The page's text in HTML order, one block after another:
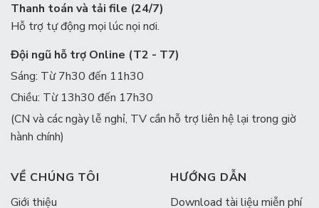
Thanh toán và tải file (24/7)
Hỗ trợ tự động mọi lúc nọi nơi.
Đội ngũ hỗ trợ Online (T2 - T7)
Sáng: Từ 7h30 đến 11h30
Chiều: Từ 13h30 đến 17h30
(CN và các ngày lễ nghỉ, TV cần hỗ trợ liên hệ lại trong giờ
hành chính)
VỀ CHÚNG TÔI
Giới thiệu
HƯỚNG DẪN
Download tài liệu miễn phí